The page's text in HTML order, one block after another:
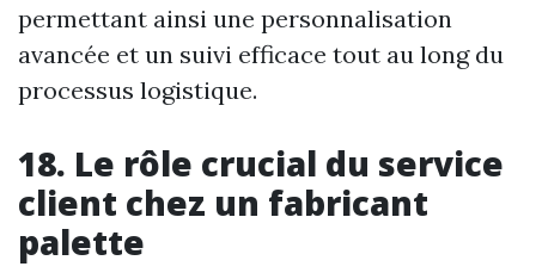
permettant ainsi une personnalisation
avancée et un suivi efficace tout au long du
processus logistique.
18. Le rôle crucial du service
client chez un fabricant
palette